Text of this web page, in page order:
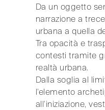
Da un oggetto
narrazione a
urbana a quella
Tra opacità e
contesti tramite
realtà urbana.
Dalla soglia al
l’elemento
all’iniziazione,